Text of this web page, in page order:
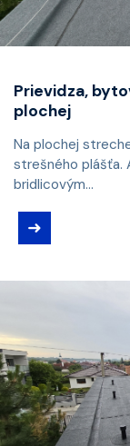
Prievidza,
plochej
Na plochej
strešného plášťa.
bridlicovým...
➜